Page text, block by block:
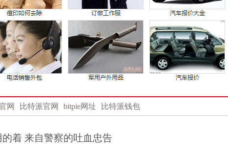
网 比特派官网 bitpie网址 比特派钱包
着 来自警察的吐血忠告